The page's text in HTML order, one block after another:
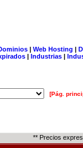
| Web Hosting |
| Industrias |
[Pág.
** Precios